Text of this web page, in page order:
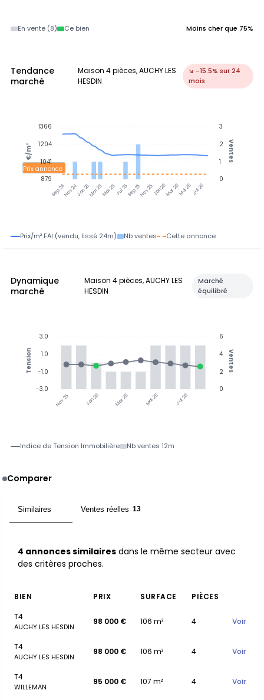
En vente (8) Ce bien Moins cher que 75%
Tendance
marché
Maison 4 pièces, AUCHY LES
HESDIN
↘ -15.5% sur 24
mois
Sep 24Nov 24Jan 25Mar 25Mai 25Jul 25Sep 25Nov 25Jan 26Mar 26Mai 26Jul 26
Prix annonce
3
2
1
0
Ventes
1366
1204
1041
879
€/m²
Prix/m² FAI (vendu, lissé 24m) Nb ventes Cette annonce
Dynamique
marché
Maison 4 pièces, AUCHY LES
HESDIN
Marché
équilibré
Nov 25 Jan 26 Mar 26 Mai 26 Jul 26
6
4
2
0
Ventes
3.0
1.0
-1.0
-3.0
Tension
Indice de Tension Immobilière Nb ventes 12m
Comparer
Similaires Ventes réelles 13
4 annonces similaires dans le même secteur avec
des critères proches.
BIEN PRIX SURFACE
PIÈCES
T4
AUCHY LES HESDIN
98 000 € 106 m² 4 Voir
T4
AUCHY LES HESDIN
98 000 € 106 m² 4 Voir
T4
WILLEMAN
95 000 € 107 m² 4 Voir